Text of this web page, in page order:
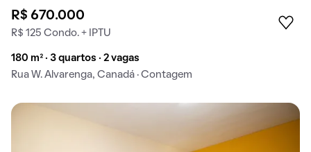
R$ 670.000
R$ 125 Condo. + IPTU
180 m² · 3 quartos · 2 vagas
Rua W. Alvarenga, Canadá · Contagem